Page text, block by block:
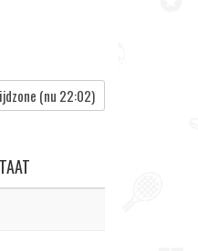
(nu 22:02)